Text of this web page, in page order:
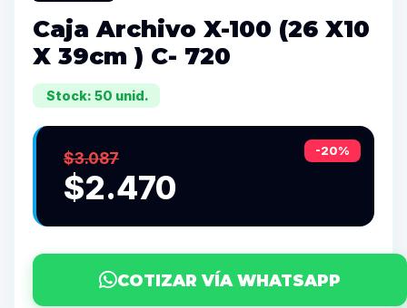
Caja Archivo X-100 (26 X10
X 39cm ) C- 720
Stock: 50 unid.
-20%
$3.087
$2.470
COTIZAR VÍA WHATSAPP